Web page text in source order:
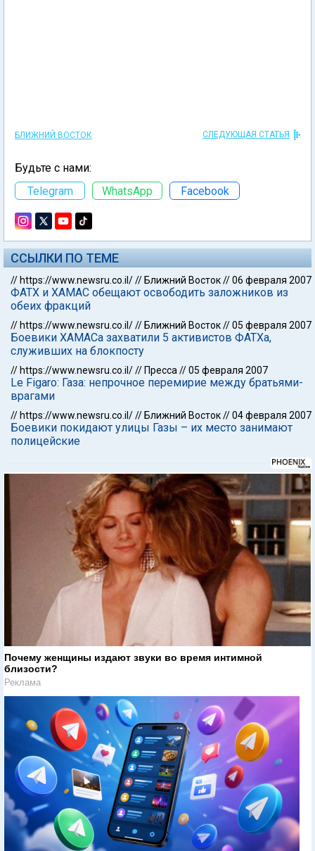
БЛИЖНИЙ ВОСТОК СЛЕДУЮЩАЯ СТАТЬЯ
Будьте с нами:
Telegram
WhatsApp Facebook
ССЫЛКИ ПО ТЕМЕ
// https://www.newsru.co.il/// Ближний Восток//06 февраля 2007
ФАТХ и ХАМАС обещают освободить заложников из
обеих фракций
// https://www.newsru.co.il/// Ближний Восток//05 февраля 2007
Боевики ХАМАСа захватили 5 активистов ФАТХа,
служивших на блокпосту
// https://www.newsru.co.il/// Пресса //05 февраля 2007
Le Figaro: Газа: непрочное перемирие между братьями-
врагами
// https://www.newsru.co.il/// Ближний Восток//04 февраля 2007
Боевики покидают улицы Газы – их место занимают
полицейские
Почему женщины издают звуки во время интимной
близости?
Реклама